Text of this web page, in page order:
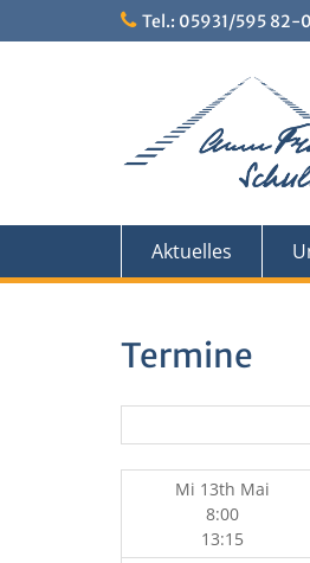
to
Tel.: 05931/595 82-
Aktuelles
Termine
Mi 13th Mai
8:00
13:15